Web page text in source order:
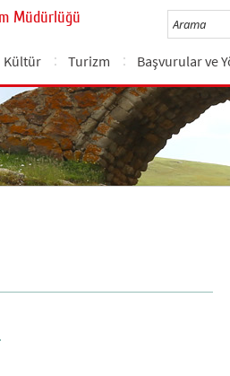
Müdürlüğü
Kültür Turizm Başvurular ve